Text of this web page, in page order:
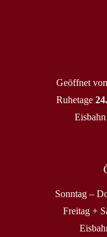
Geöffnet
Ruhetage
Sonntag –
Freitag +